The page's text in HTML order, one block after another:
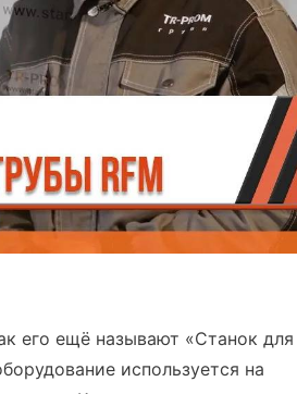
его ещё называют «Станок для
используется на